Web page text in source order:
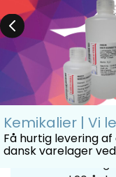
Frivillig
bortskaffelse
MACHEREY-
produkter til
Kemikalier | Vi
Få hurtig levering
dansk varelager